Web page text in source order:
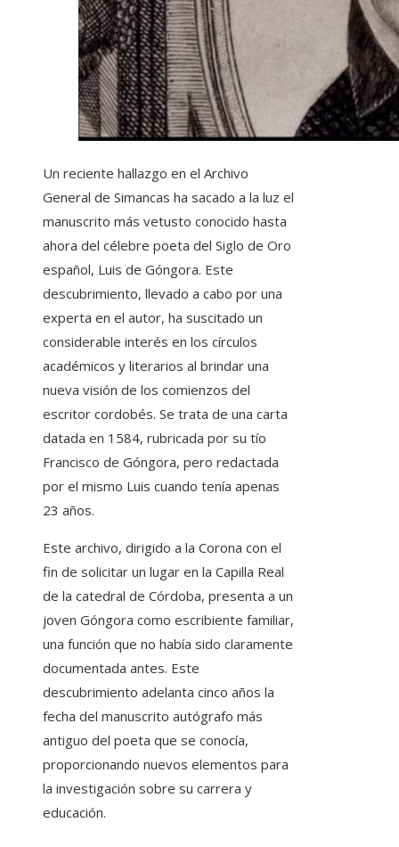
Un reciente hallazgo en el Archivo
General de Simancas ha sacado a la luz el
manuscrito más vetusto conocido hasta
ahora del célebre poeta del Siglo de Oro
español, Luis de Góngora. Este
descubrimiento, llevado a cabo por una
experta en el autor, ha suscitado un
considerable interés en los círculos
académicos y literarios al brindar una
nueva visión de los comienzos del
escritor cordobés. Se trata de una carta
datada en 1584, rubricada por su tío
Francisco de Góngora, pero redactada
por el mismo Luis cuando tenía apenas
23 años.
Este archivo, dirigido a la Corona con el
fin de solicitar un lugar en la Capilla Real
de la catedral de Córdoba, presenta a un
joven Góngora como escribiente familiar,
una función que no había sido claramente
documentada antes. Este
descubrimiento adelanta cinco años la
fecha del manuscrito autógrafo más
antiguo del poeta que se conocía,
proporcionando nuevos elementos para
la investigación sobre su carrera y
educación.